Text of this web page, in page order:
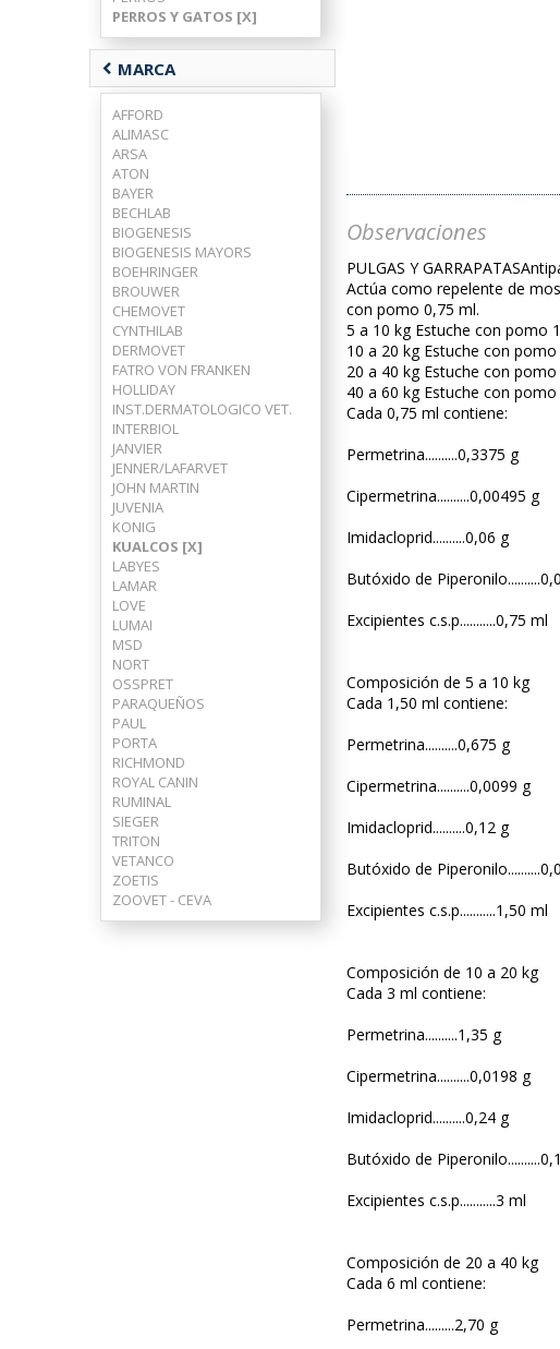
PERROS Y GATOS [X]
chevron_left MARCA
AFFORD
ALIMASC
ARSA
ATON
BAYER
BECHLAB
BIOGENESIS
BIOGENESIS MAYORS
BOEHRINGER
BROUWER
CHEMOVET
CYNTHILAB
DERMOVET
FATRO VON FRANKEN
HOLLIDAY
INST.DERMATOLOGICO VET.
INTERBIOL
JANVIER
JENNER/LAFARVET
JOHN MARTIN
JUVENIA
KONIG
KUALCOS [X]
LABYES
LAMAR
LOVE
LUMAI
MSD
NORT
OSSPRET
PARAQUEÑOS
PAUL
PORTA
RICHMOND
ROYAL CANIN
RUMINAL
SIEGER
TRITON
VETANCO
ZOETIS
ZOOVET - CEVA
Observaciones
PULGAS Y
Actúa como repelente de
con pomo 0,75 ml.
5 a 10 kg Estuche con pomo
10 a 20 kg Estuche con pomo
20 a 40 kg Estuche con pomo
40 a 60 kg Estuche con
Cada 0,75 ml contiene:
Permetrina..........0,3375 g
Cipermetrina..........0,00495 g
Imidacloprid..........0,06 g
Butóxido de
Excipientes c.s.p...........0,75 ml
Composición de 5 a 10 kg
Cada 1,50 ml contiene:
Permetrina..........0,675 g
Cipermetrina..........0,0099 g
Imidacloprid..........0,12 g
Butóxido de
Excipientes c.s.p...........1,50 ml
Composición de 10 a 20 kg
Cada 3 ml contiene:
Permetrina..........1,35 g
Cipermetrina..........0,0198 g
Imidacloprid..........0,24 g
Butóxido de
Excipientes c.s.p...........3 ml
Composición de 20 a 40 kg
Cada 6 ml contiene:
Permetrina.........2,70 g